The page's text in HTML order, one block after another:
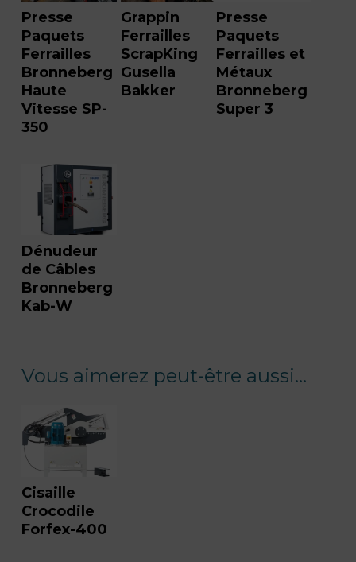
Presse
Paquets
Ferrailles
Bronneberg
Haute
Vitesse SP-
350
Grappin
Ferrailles
ScrapKing
Gusella
Bakker
Presse
Paquets
Ferrailles et
Métaux
Bronneberg
Super 3
Dénudeur
de Câbles
Bronneberg
Kab-W
Vous aimerez peut-être aussi…
Cisaille
Crocodile
Forfex-400